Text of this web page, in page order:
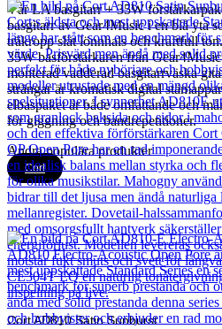
Vår LA basgitarr + 35W
basgitarr av Gear4Music i en blå yta
träkropp slät lönnhals och kraftfull
35W basförstärkaren från
monterad vadderad basgitarrväska
strängar är kromatisk digital
elbaspaket är både omfattande och
för giggning och bandrepetitioner.
Andra populära produkter
Cort
Cort AD810 Satin Sunburst